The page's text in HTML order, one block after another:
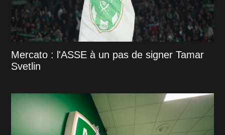
Mercato : l'ASSE à un pas de signer Tamar
Svetlin